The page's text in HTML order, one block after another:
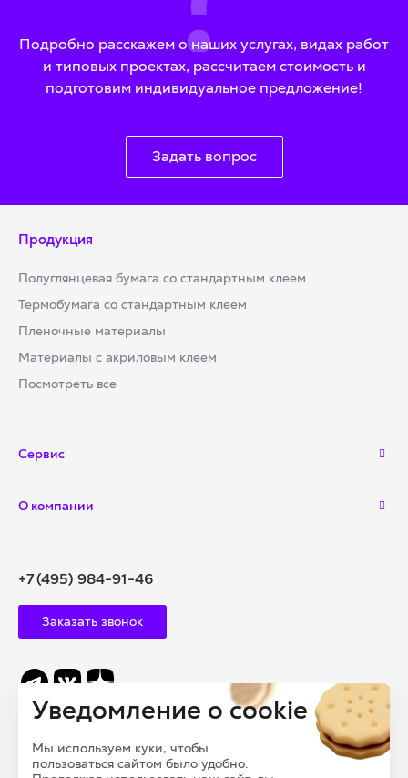
Подробно расскажем о наших услугах, видах работ
и типовых проектах, рассчитаем стоимость и
подготовим индивидуальное предложение!
Задать вопрос
Продукция
Полуглянцевая бумага со стандартным клеем
Термобумага со стандартным клеем
Пленочные материалы
Материалы с акриловым клеем
Посмотреть все
Сервис
О компании
info@polysam.ru
+7 (495) 984-91-46
109028, Г. МОСКВА, ВНУТРИГОРОДСКАЯ
Заказать звонок
Уведомление о cookie
Мы используем куки, чтобы
пользоваться сайтом было удобно.